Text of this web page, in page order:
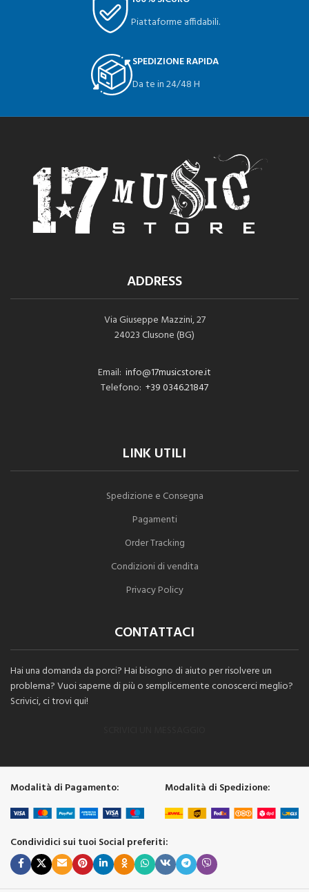
Piattaforme affidabili.
SPEDIZIONE RAPIDA
Da te in 24/48 H
ADDRESS
Via Giuseppe Mazzini, 27
24023 Clusone (BG)
Email: info@17musicstore.it
Telefono: +39 0346.21847
LINK UTILI
Spedizione e Consegna
Pagamenti
Order Tracking
Condizioni di vendita
Privacy Policy
CONTATTACI
Hai una domanda da porci? Hai bisogno di aiuto per risolvere un
problema? Vuoi saperne di più o semplicemente conoscerci meglio?
Scrivici, ci trovi qui!
Modalità di Pagamento: Modalità di Spedizione:
Condividici sui tuoi Social preferiti: